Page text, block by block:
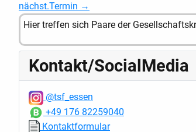
nächst.Termin →
Hier treffen sich Paare der
Kontakt/SocialMedia
@tsf_essen
+49 176 82259040
Kontaktformular